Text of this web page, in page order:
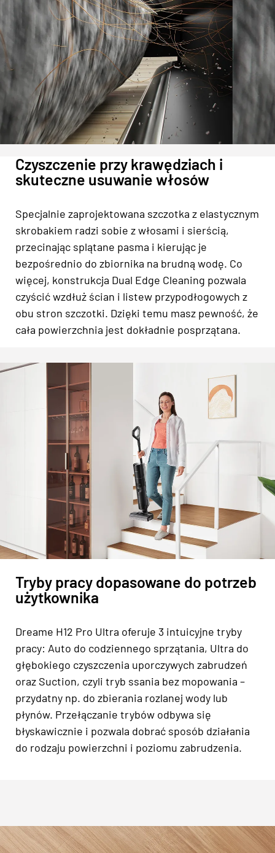
Czyszczenie przy krawędziach i
skuteczne usuwanie włosów
Specjalnie zaprojektowana szczotka z elastycznym
skrobakiem radzi sobie z włosami i sierścią,
przecinając splątane pasma i kierując je
bezpośrednio do zbiornika na brudną wodę. Co
więcej, konstrukcja Dual Edge Cleaning pozwala
czyścić wzdłuż ścian i listew przypodłogowych z
obu stron szczotki. Dzięki temu masz pewność, że
cała powierzchnia jest dokładnie posprzątana.
Tryby pracy dopasowane do potrzeb
użytkownika
Dreame H12 Pro Ultra oferuje 3 intuicyjne tryby
pracy: Auto do codziennego sprzątania, Ultra do
głębokiego czyszczenia uporczywych zabrudzeń
oraz Suction, czyli tryb ssania bez mopowania –
przydatny np. do zbierania rozlanej wody lub
płynów. Przełączanie trybów odbywa się
błyskawicznie i pozwala dobrać sposób działania
do rodzaju powierzchni i poziomu zabrudzenia.